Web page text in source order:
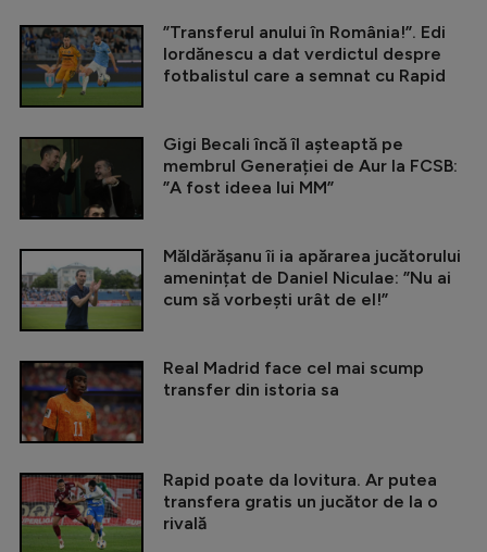
”Transferul anului în România!”. Edi
Iordănescu a dat verdictul despre
fotbalistul care a semnat cu Rapid
Gigi Becali încă îl așteaptă pe
membrul Generației de Aur la FCSB:
”A fost ideea lui MM”
Măldărășanu îi ia apărarea jucătorului
amenințat de Daniel Niculae: ”Nu ai
cum să vorbești urât de el!”
Real Madrid face cel mai scump
transfer din istoria sa
Rapid poate da lovitura. Ar putea
transfera gratis un jucător de la o
rivală